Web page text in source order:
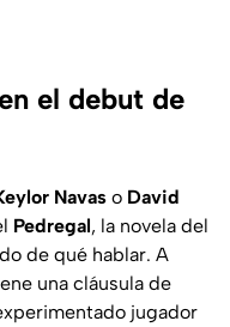
el debut de
Navas o David
Pedregal, la novela del
de qué hablar. A
una cláusula de
jugador